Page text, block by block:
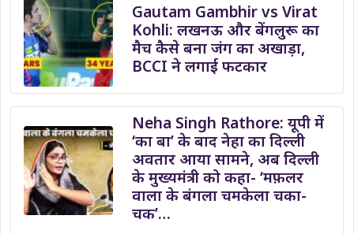
Gautam Gambhir vs Virat
Kohli: लखनऊ और बेंगलुरू का
मैच कैसे बना जंग का अखाड़ा,
BCCI ने लगाई फटकार
Neha Singh Rathore: यूपी में
‘का बा’ के बाद नेहा का दिल्ली
अवतार आया सामने, अब दिल्ली
के मुख्यमंत्री को कहा- ‘मफ़लर
वाला के बंगला चमकेला चका-
चक’…